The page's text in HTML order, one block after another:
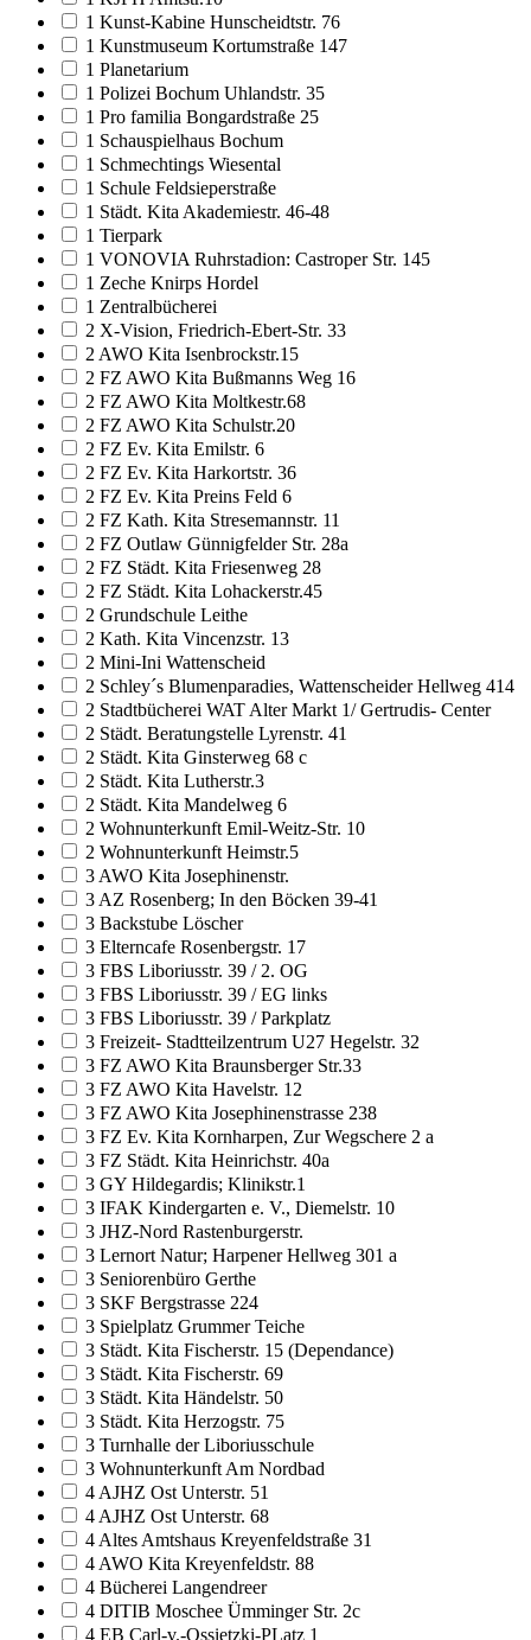
1 Kunst-Kabine Hunscheidtstr. 76
1 Kunstmuseum Kortumstraße 147
1 Planetarium
1 Polizei Bochum Uhlandstr. 35
1 Pro familia Bongardstraße 25
1 Schauspielhaus Bochum
1 Schmechtings Wiesental
1 Schule Feldsieperstraße
1 Städt. Kita Akademiestr. 46-48
1 Tierpark
1 VONOVIA Ruhrstadion: Castroper Str. 145
1 Zeche Knirps Hordel
1 Zentralbücherei
2 X-Vision, Friedrich-Ebert-Str. 33
2 AWO Kita Isenbrockstr.15
2 FZ AWO Kita Bußmanns Weg 16
2 FZ AWO Kita Moltkestr.68
2 FZ AWO Kita Schulstr.20
2 FZ Ev. Kita Emilstr. 6
2 FZ Ev. Kita Harkortstr. 36
2 FZ Ev. Kita Preins Feld 6
2 FZ Kath. Kita Stresemannstr. 11
2 FZ Outlaw Günnigfelder Str. 28a
2 FZ Städt. Kita Friesenweg 28
2 FZ Städt. Kita Lohackerstr.45
2 Grundschule Leithe
2 Kath. Kita Vincenzstr. 13
2 Mini-Ini Wattenscheid
2 Schley´s Blumenparadies, Wattenscheider Hellweg 414
2 Stadtbücherei WAT Alter Markt 1/ Gertrudis- Center
2 Städt. Beratungstelle Lyrenstr. 41
2 Städt. Kita Ginsterweg 68 c
2 Städt. Kita Lutherstr.3
2 Städt. Kita Mandelweg 6
2 Wohnunterkunft Emil-Weitz-Str. 10
2 Wohnunterkunft Heimstr.5
3 AWO Kita Josephinenstr.
3 AZ Rosenberg; In den Böcken 39-41
3 Backstube Löscher
3 Elterncafe Rosenbergstr. 17
3 FBS Liboriusstr. 39 / 2. OG
3 FBS Liboriusstr. 39 / EG links
3 FBS Liboriusstr. 39 / Parkplatz
3 Freizeit- Stadtteilzentrum U27 Hegelstr. 32
3 FZ AWO Kita Braunsberger Str.33
3 FZ AWO Kita Havelstr. 12
3 FZ AWO Kita Josephinenstrasse 238
3 FZ Ev. Kita Kornharpen, Zur Wegschere 2 a
3 FZ Städt. Kita Heinrichstr. 40a
3 GY Hildegardis; Klinikstr.1
3 IFAK Kindergarten e. V., Diemelstr. 10
3 JHZ-Nord Rastenburgerstr.
3 Lernort Natur; Harpener Hellweg 301 a
3 Seniorenbüro Gerthe
3 SKF Bergstrasse 224
3 Spielplatz Grummer Teiche
3 Städt. Kita Fischerstr. 15 (Dependance)
3 Städt. Kita Fischerstr. 69
3 Städt. Kita Händelstr. 50
3 Städt. Kita Herzogstr. 75
3 Turnhalle der Liboriusschule
3 Wohnunterkunft Am Nordbad
4 AJHZ Ost Unterstr. 51
4 AJHZ Ost Unterstr. 68
4 Altes Amtshaus Kreyenfeldstraße 31
4 AWO Kita Kreyenfeldstr. 88
4 Bücherei Langendreer
4 DITIB Moschee Ümminger Str. 2c
4 EB Carl-v.-Ossietzki-PLatz 1